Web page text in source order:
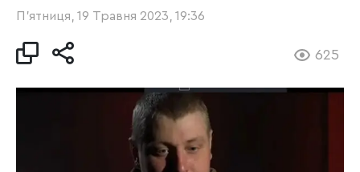
П’ятниця, 19 Травня 2023, 19:36
625